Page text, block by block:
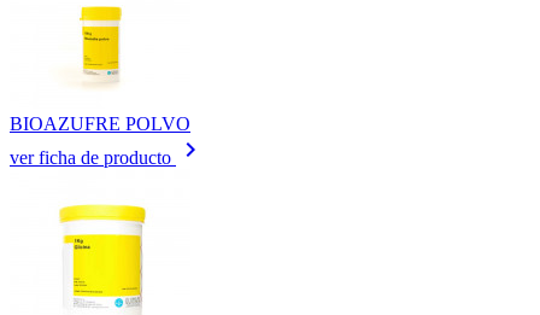
BIOAZUFRE POLVO
ver ficha de producto
keyboard_arrow_right